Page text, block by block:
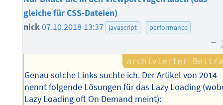
gleiche für CSS-Dateien)
nick07.10.2018 13:37 javascript performance
–
Genau solche Links suchte ich. Der Artikel von 2014
nennt folgende Lösungen für das Lazy Loading
Lazy Loading oft On Demand meint):